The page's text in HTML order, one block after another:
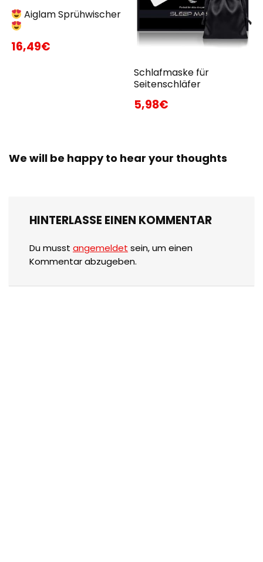
Aiglam Sprühwischer
16,49€
Schlafmaske für
Seitenschläfer
5,98€
We will be happy to hear your thoughts
HINTERLASSE EINEN KOMMENTAR
Du musst angemeldet sein, um einen
Kommentar abzugeben.